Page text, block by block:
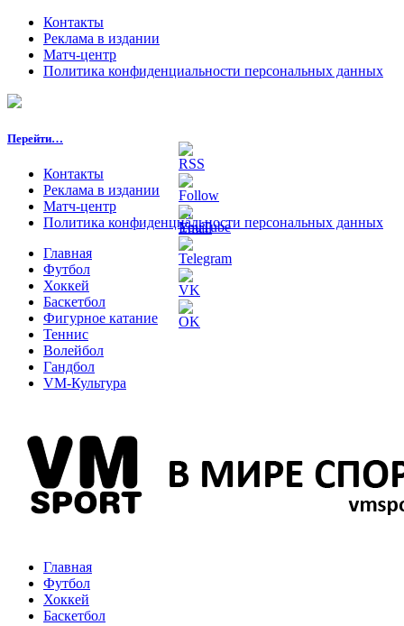
Контакты
Реклама в издании
Матч-центр
Политика конфиденциальности персональных данных
Перейти…
Контакты
Реклама в издании
Матч-центр
Политика конфиденциальности персональных данных
Главная
Футбол
Хоккей
Баскетбол
Фигурное катание
Теннис
Волейбол
Гандбол
VM-Культура
Главная
Футбол
Хоккей
Баскетбол